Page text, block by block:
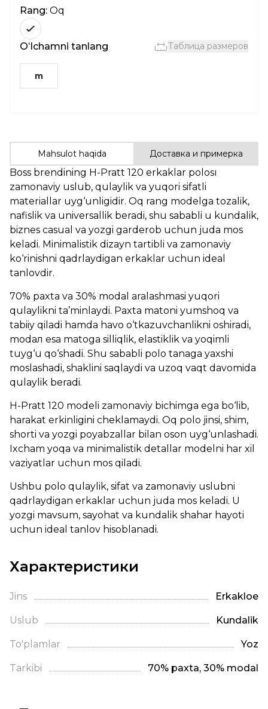
Rang: Oq
Oʻlchamni tanlang Таблица размеров
m
Mahsulot haqida Доставка и примерка
Boss brendining H-Pratt 120 erkaklar polosı
zamonaviy uslub, qulaylik va yuqori sifatli
materiallar uyg‘unligidir. Oq rang modelga tozalik,
nafislik va universallik beradi, shu sababli u kundalik,
biznes casual va yozgi garderob uchun juda mos
keladi. Minimalistik dizayn tartibli va zamonaviy
ko‘rinishni qadrlaydigan erkaklar uchun ideal
tanlovdir.
70% paxta va 30% modal aralashmasi yuqori
qulaylikni ta’minlaydi. Paxta matoni yumshoq va
tabiiy qiladi hamda havo o‘tkazuvchanlikni oshiradi,
modал esa matoga silliqlik, elastiklik va yoqimli
tuyg‘u qo‘shadi. Shu sababli polo tanaga yaxshi
moslashadi, shaklini saqlaydi va uzoq vaqt davomida
qulaylik beradi.
H-Pratt 120 modeli zamonaviy bichimga ega bo‘lib,
harakat erkinligini cheklamaydi. Oq polo jinsi, shim,
shorti va yozgi poyabzallar bilan oson uyg‘unlashadi.
Ixcham yoqa va minimalistik detallar modelni har xil
vaziyatlar uchun mos qiladi.
Ushbu polo qulaylik, sifat va zamonaviy uslubni
qadrlaydigan erkaklar uchun juda mos keladi. U
yozgi mavsum, sayohat va kundalik shahar hayoti
uchun ideal tanlov hisoblanadi.
Характеристики
Jins Erkaklое
Uslub Kundalik
To'plamlar Yoz
Tarkibi 70% paxta, 30% modal